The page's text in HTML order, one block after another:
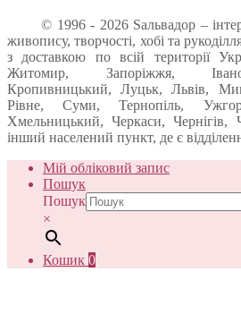
© 1996 - 2026 Sальвадор –
живопису, творчості, хобі та
з доставкою по всій території
Житомир, Запоріжжя,
Кропивницький, Луцьк, Львів,
Рівне, Суми, Тернопіль,
Хмельницький, Черкаси, Чернігів,
інший населений пункт, де є
Мій обліковий запис
Пошук
Пошук
×
Кошик 0